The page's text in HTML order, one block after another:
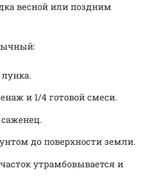
весной или поздним
и 1/4 готовой смеси.
до поверхности земли.
утрамбовывается и